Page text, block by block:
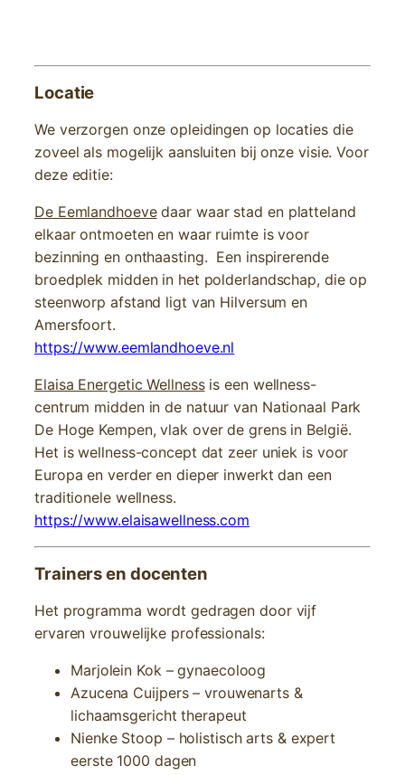
Locatie
We verzorgen onze opleidingen op locaties die
zoveel als mogelijk aansluiten bij onze visie. Voor
deze editie:
De Eemlandhoevedaar waar stad en platteland
elkaar ontmoeten en waar ruimte is voor
bezinning en onthaasting. Een inspirerende
broedplek midden in het polderlandschap, die op
steenworp afstand ligt van Hilversum en
Amersfoort.
https://www.eemlandhoeve.nl
Elaisa Energetic Wellnessis een wellness-
centrum midden in de natuur van Nationaal Park
De Hoge Kempen, vlak over de grens in België.
Het is wellness-concept dat zeer uniek is voor
Europa en verder en dieper inwerkt dan een
traditionele wellness.
https://www.elaisawellness.com
Trainers en docenten
Het programma wordt gedragen door vijf
ervaren vrouwelijke professionals:
Marjolein Kok – gynaecoloog
Azucena Cuijpers – vrouwenarts &
lichaamsgericht therapeut
Nienke Stoop – holistisch arts & expert
eerste 1000 dagen